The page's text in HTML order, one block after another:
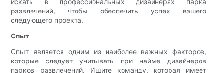
искать в профессиональных дизайнерах парка
развлечений, чтобы обеспечить успех вашего
следующего проекта.
Опыт
Опыт является одним из наиболее важных факторов,
которые следует учитывать при найме дизайнеров
парков развлечений. Ищите команду, которая имеет